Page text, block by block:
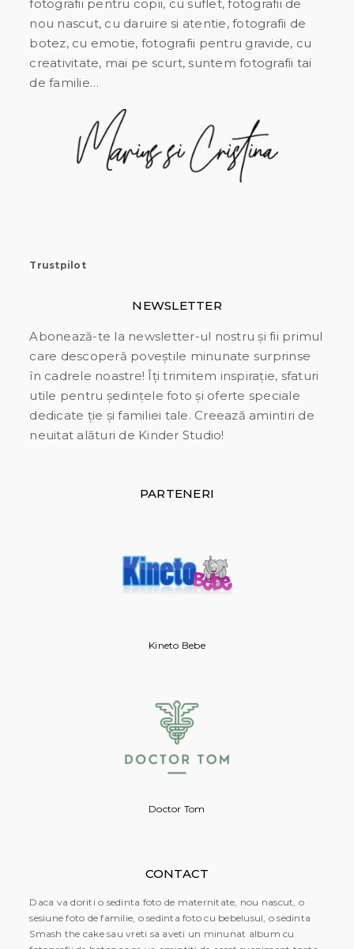
fotografii pentru copii, cu suflet, fotografii de
nou nascut, cu daruire si atentie, fotografii de
botez, cu emotie, fotografii pentru gravide, cu
creativitate, mai pe scurt, suntem fotografii tai
de familie…
Trustpilot
NEWSLETTER
Abonează-te la newsletter-ul nostru și fii primul
care descoperă poveștile minunate surprinse
în cadrele noastre! Îți trimitem inspirație, sfaturi
utile pentru ședințele foto și oferte speciale
dedicate ție și familiei tale. Creează amintiri de
neuitat alături de Kinder Studio!
PARTENERI
Kineto Bebe
Doctor Tom
CONTACT
Daca va doriti o sedinta foto de maternitate, nou nascut, o
sesiune foto de familie, o sedinta foto cu bebelusul, o sedinta
Smash the cake sau vreti sa aveti un minunat album cu